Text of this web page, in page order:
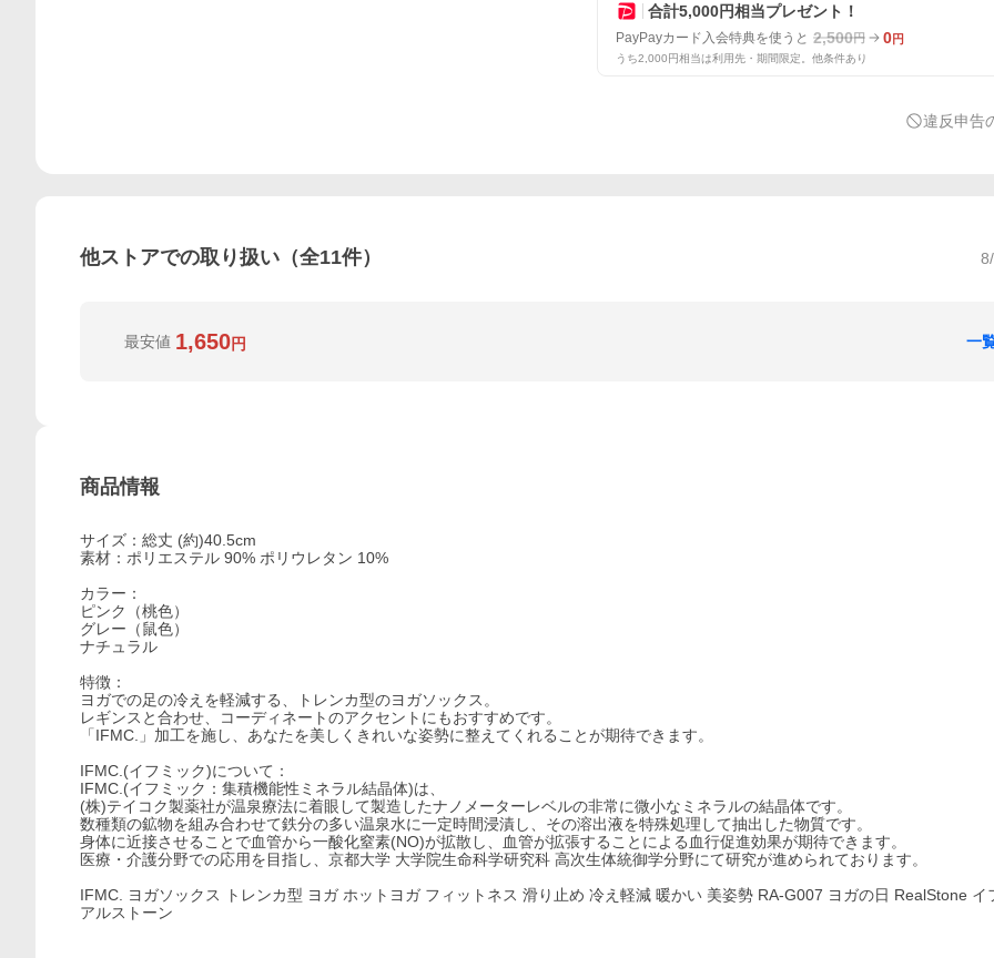
合計5,000円相当プレゼント！
PayPayカード入会特典を使うと 2,500円 0円
うち2,000円相当は利用先・期間限定。他条件あり
違反申告
他ストアでの取り扱い（全11件）
最安値 1,650円 一
商品情報
サイズ：総丈 (約)40.5cm
素材：ポリエステル 90% ポリウレタン 10%
カラー：
ピンク（桃色）
グレー（鼠色）
ナチュラル
特徴：
ヨガでの足の冷えを軽減する、トレンカ型のヨガソックス。
レギンスと合わせ、コーディネートのアクセントにもおすすめです。
「IFMC.」加工を施し、あなたを美しくきれいな姿勢に整えてくれることが期待できます。
IFMC.(イフミック)について：
IFMC.(イフミック：集積機能性ミネラル結晶体)は、
(株)テイコク製薬社が温泉療法に着眼して製造したナノメーターレベルの非常に微小なミネラルの結晶体です。
数種類の鉱物を組み合わせて鉄分の多い温泉水に一定時間浸漬し、その溶出液を特殊処理して抽出した物質です。
身体に近接させることで血管から一酸化窒素(NO)が拡散し、血管が拡張することによる血行促進効果が期待できます。
医療・介護分野での応用を目指し、京都大学 大学院生命科学研究科 高次生体統御学分野にて研究が進められております。
IFMC. ヨガソックス トレンカ型 ヨガ ホットヨガ フィットネス 滑り止め 冷え軽減 暖かい 美姿勢 RA-G007 ヨガの日 RealStone イ
アルストーン